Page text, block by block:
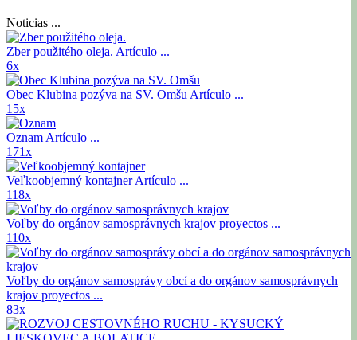
Noticias ...
Zber použitého oleja. Artículo ...
6x
Obec Klubina pozýva na SV. Omšu Artículo ...
15x
Oznam Artículo ...
171x
Veľkoobjemný kontajnerArtículo ...
118x
Voľby do orgánov samosprávnych krajov proyectos ...
110x
Voľby do orgánov samosprávy obcí a do orgánov samosprávnych
krajov proyectos ...
83x